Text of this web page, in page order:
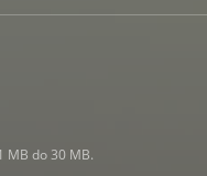
MB do 30 MB.